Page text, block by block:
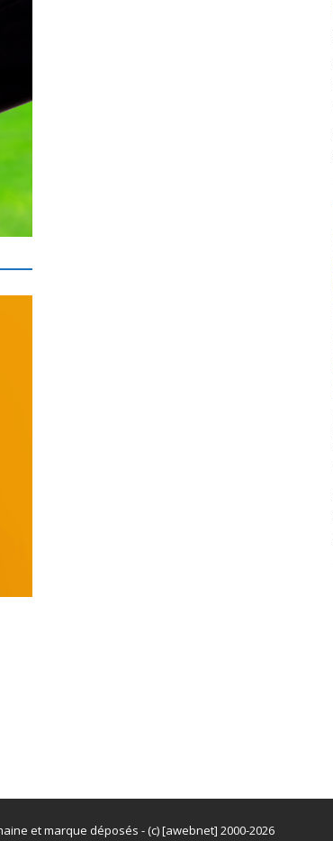
et marque déposés - (c) [awebnet] 2000-2026